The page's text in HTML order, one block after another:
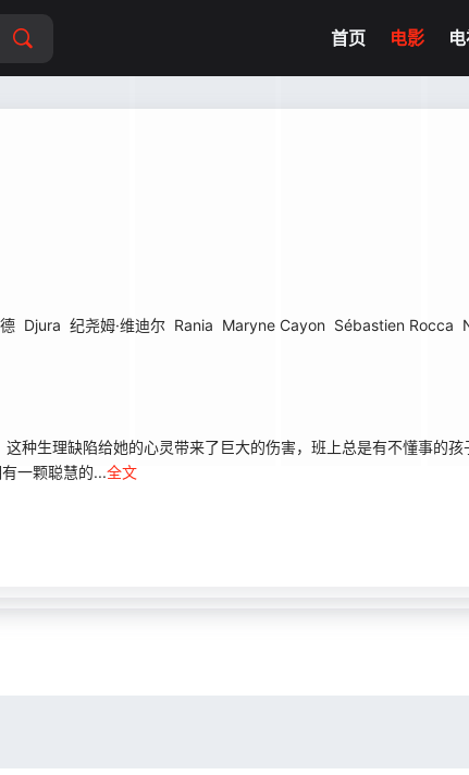
首页 电影
Djura 纪尧姆·维迪尔 Rania Maryne Cayon Sébastien Rocca
生理缺陷给她的心灵带来了巨大的伤害，班上总是有不懂事的孩
一颗聪慧的...全文